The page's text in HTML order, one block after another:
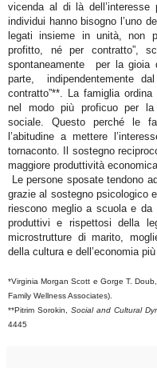
vicenda al di là dell’interesse
individui hanno bisogno l’uno
legati insieme in unità, non
profitto, né per contratto”,
spontaneamente
per la gioia
parte,
indipendentemente
contratto”**. La famiglia
nel modo più proficuo per la
sociale. Questo perché le
l’abitudine a mettere
tornaconto. Il sostegno
maggiore produttività
Le persone sposate tendono
grazie al sostegno psicologico
riescono meglio a scuola e da
produttivi e rispettosi della
microstrutture di marito,
della cultura e dell’economia
*Virginia Morgan Scott e Gorge T. Doub,
Family Wellness Associates).
**Pitrim Sorokin, Social and Cultural
4445